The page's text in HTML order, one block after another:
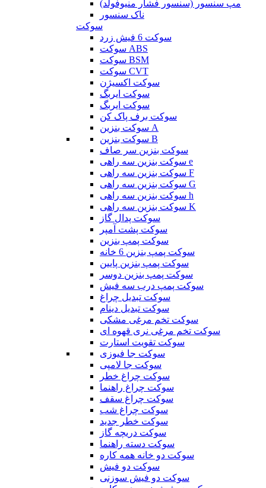
مپ سنسور (سنسور فشار منیوفولد)
ناک سنسور
سوکت
سوکت 6 فیش زرد
سوکت ABS
سوکت BSM
سوکت CVT
سوکت اکسیژن
سوکت ایربگ
سوکت ایربگ
سوکت برف پاک کن
سوکت بنزین A
سوکت بنزین B
سوکت بنزین سر صاف
سوکت بنزین سه راهی e
سوکت بنزین سه راهی F
سوکت بنزین سه راهی G
سوکت بنزین سه راهی h
سوکت بنزین سه راهی K
سوکت پدال گاز
سوکت پشت آمپر
سوکت پمپ بنزین
سوکت پمپ بنزین 6 خانه
سوکت پمپ بنزین پایین
سوکت پمپ بنزین دوسر
سوکت پمپ درب سه فیش
سوکت تبدیل چراغ
سوکت تبدیل دینام
سوکت تخم مرغی مشکی
سوکت تخم مرغی نری قهوه ای
سوکت تقویت استارت
سوکت جا فیوزی
سوکت جا لامپی
سوکت چراغ خطر
سوکت چراغ راهنما
سوکت چراغ سقف
سوکت چراغ شب
سوکت خطر جدید
سوکت دریچه گاز
سوکت دسته راهنما
سوکت دو خانه همه کاره
سوکت دو فیش
سوکت دو فیش سوزنی